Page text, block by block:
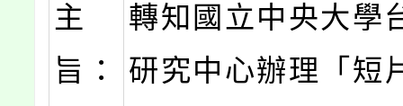
主
旨：
轉知國立中央大學
研究中心辦理「短